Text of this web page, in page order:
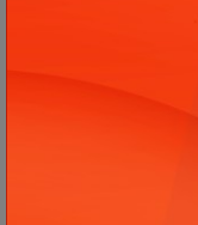
giúp bé xây
tăng cường sức
kỹ năng vận
nhiên, cha mẹ
trọng để đảm